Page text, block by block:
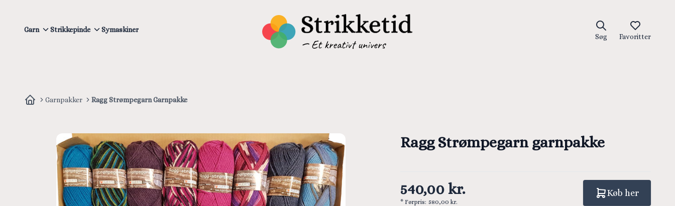
Garn Strikkepinde
Symaskiner
Søg
Favoritter
Garnpakker Ragg Strømpegarn Garnpakke
Ragg Strømpegarn garnpakke
540,00 kr.
* Førpris: 580,00 kr.
Køb her